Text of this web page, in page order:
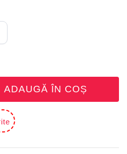
ADAUGĂ ÎN COȘ